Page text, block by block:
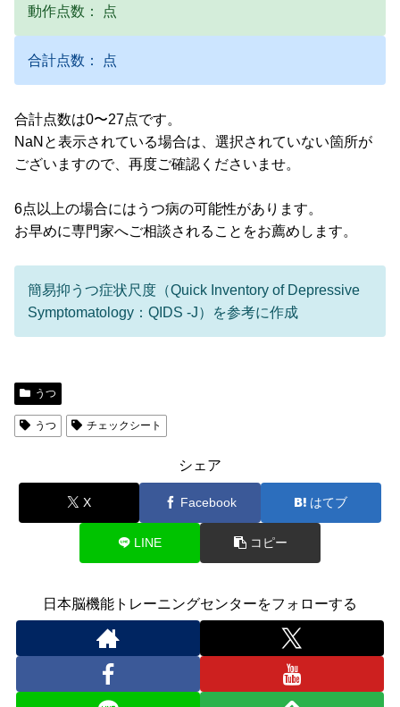
動作点数： 点
合計点数： 点
合計点数は0〜27点です。
NaNと表示されている場合は、選択されていない箇所が
ございますので、再度ご確認くださいませ。
6点以上の場合にはうつ病の可能性があります。
お早めに専門家へご相談されることをお薦めします。
簡易抑うつ症状尺度（Quick Inventory of Depressive
Symptomatology：QIDS -J）を参考に作成
うつ
うつ チェックシート
シェア
X Facebook はてブ
LINE コピー
日本脳機能トレーニングセンターをフォローする